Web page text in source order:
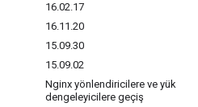
16.02.17
16.11 .20
15.09.30
15.09.02
Nginx yönlendiricilere ve yük
dengeleyicilere geçiş